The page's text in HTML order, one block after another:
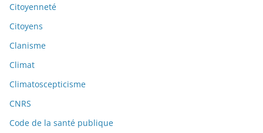
Citoyenneté
Citoyens
Clanisme
Climat
Climatoscepticisme
CNRS
Code de la santé publique